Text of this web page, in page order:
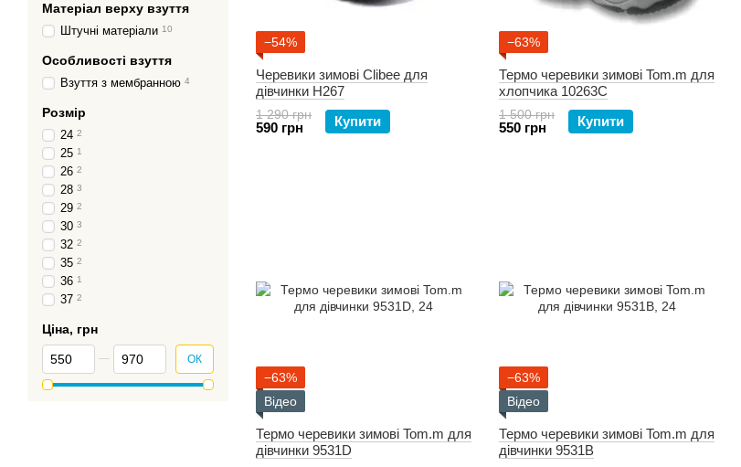
−54%
Черевики зимові Clibee для
дівчинки H267
1 290 грн
590 грн Купити
−63%
Термо черевики зимові Tom.m для
хлопчика 10263C
1 500 грн
550 грн Купити
−63%
Відео
Термо черевики зимові Tom.m для
дівчинки 9531D
−63%
Відео
Термо черевики зимові Tom.m для
дівчинки 9531B
Матеріал верху взуття
Штучні матеріали 10
Особливості взуття
Взуття з мембранною 4
Розмір
24 2
25 1
26 2
28 3
29 2
30 3
32 2
35 2
36 1
37 2
Ціна, грн
Від Ціна, грн
До Ціна, грн ОК